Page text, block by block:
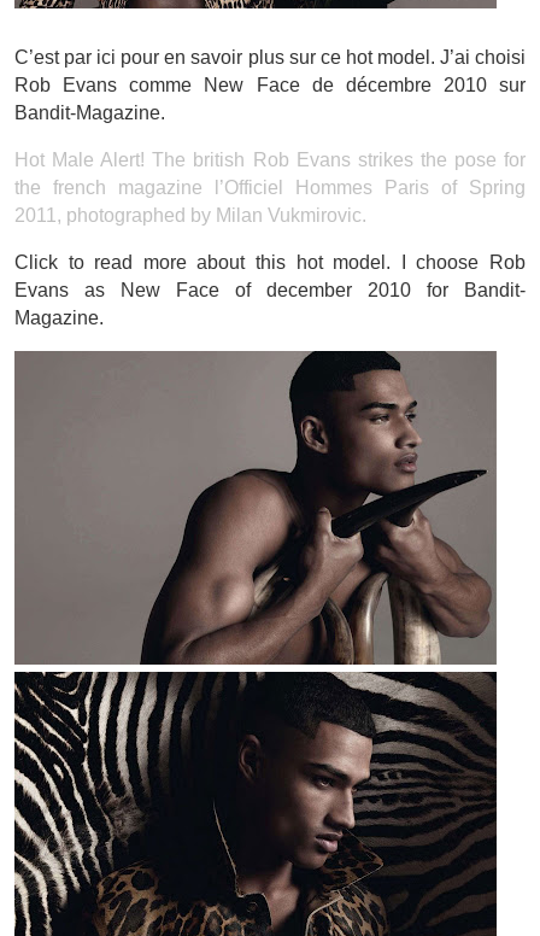
C’est par ici pour en savoir plus sur ce hot model. J’ai choisi
Rob Evans comme New Face de décembre 2010 sur
Bandit-Magazine.
Hot Male Alert! The british Rob Evans strikes the pose for
the french magazine l’Officiel Hommes Paris of Spring
2011, photographed by Milan Vukmirovic.
Click to read more about this hot model. I choose Rob
Evans as New Face of december 2010 for Bandit-
Magazine.